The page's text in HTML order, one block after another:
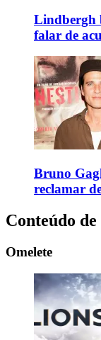
Lindbergh
falar de
Bruno
reclamar
Conteúdo
Omelete